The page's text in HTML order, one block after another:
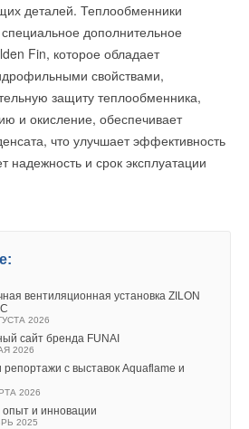
деталей. Теплообменники
дополнительное
Fin, которое обладает
свойствами,
защиту теплообменника,
и окисление, обеспечивает
что улучшает эффективность
и срок эксплуатации
вентиляционная установка ZILON
2026
сайт бренда FUNAI
2026
с выставок Aquaflame и
2026
и инновации
2025
Уведомления отключены